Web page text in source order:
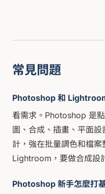
常見問題
Photoshop 和
看需求。Photoshop 是
圖、合成、插畫、平面
計，強在批量調色和檔
Lightroom，要做合成設
Photoshop 新手怎麼打